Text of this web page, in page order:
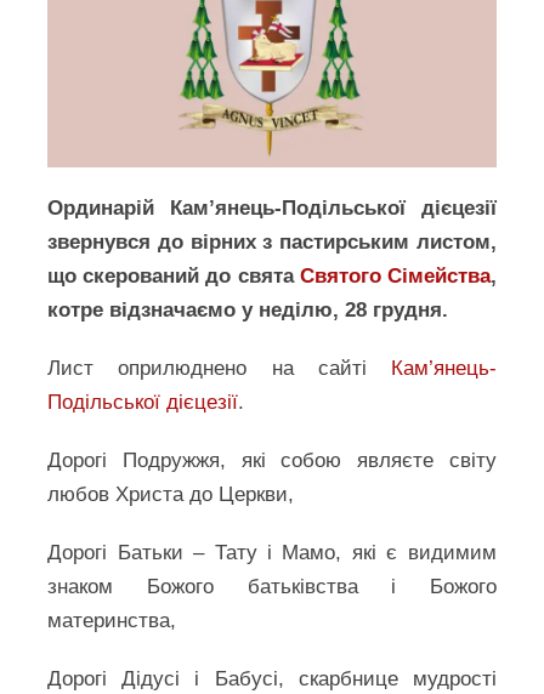
Ординарій Кам’янець-Подільської дієцезії
звернувся до вірних з пастирським листом,
що скерований до свята Святого Сімейства,
котре відзначаємо у неділю, 28 грудня.
Лист оприлюднено на сайті Кам’янець-
Подільської дієцезії.
Дорогі Подружжя, які собою являєте світу
любов Христа до Церкви,
Дорогі Батьки – Тату і Мамо, які є видимим
знаком Божого батьківства і Божого
материнства,
Дорогі Дідусі і Бабусі, скарбнице мудрості